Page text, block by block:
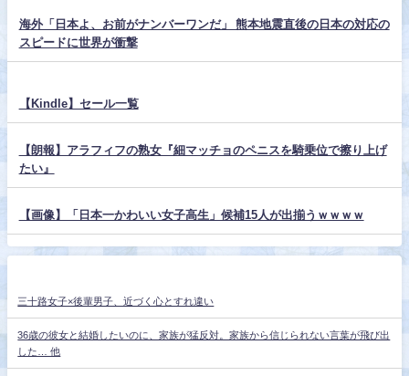
海外「日本よ、お前がナンバーワンだ」 熊本地震直後の日本の対応の
スピードに世界が衝撃
【Kindle】セール一覧
【朗報】アラフィフの熟女『細マッチョのペニスを騎乗位で擦り上げ
たい』
【画像】「日本一かわいい女子高生」候補15人が出揃うｗｗｗｗ
三十路女子×後輩男子、近づく心とすれ違い
36歳の彼女と結婚したいのに、家族が猛反対。家族から信じられない言葉が飛び出
した… 他